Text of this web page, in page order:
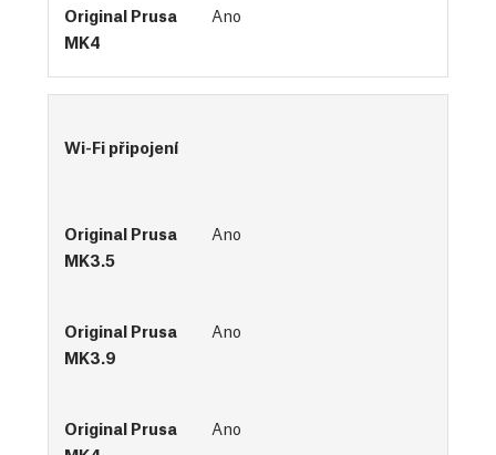
Ano
Wi-Fi připojení
Ano
Ano
Ano